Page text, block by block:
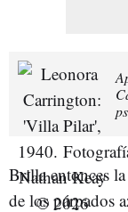
Brilla entonces
de los párpados